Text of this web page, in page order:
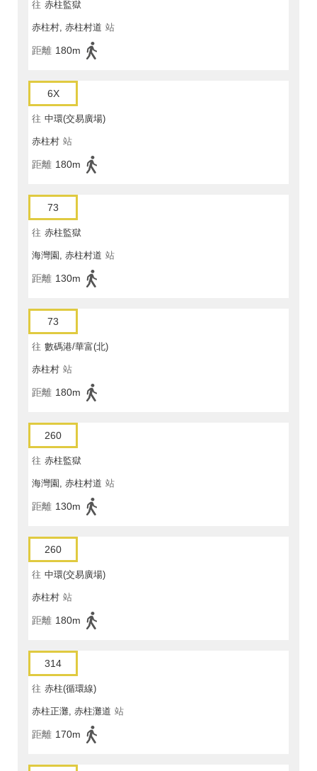
往 赤柱監獄
赤柱村, 赤柱村道 站
距離 180m
6X
往 中環(交易廣場)
赤柱村 站
距離 180m
73
往 赤柱監獄
海灣園, 赤柱村道 站
距離 130m
73
往 數碼港/華富(北)
赤柱村 站
距離 180m
260
往 赤柱監獄
海灣園, 赤柱村道 站
距離 130m
260
往 中環(交易廣場)
赤柱村 站
距離 180m
314
往 赤柱(循環線)
赤柱正灘, 赤柱灘道 站
距離 170m